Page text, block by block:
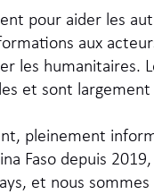
pour aider les
aux
les humanitaires.
et sont
pleinement
Faso depuis
et nous